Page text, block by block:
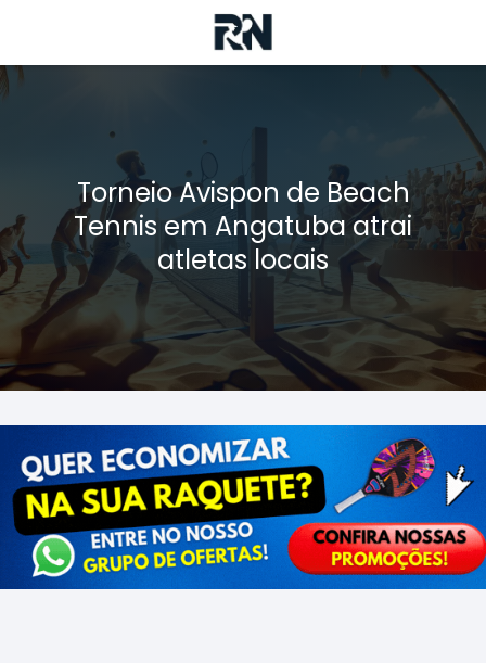
Torneio Avispon de Beach
Tennis em Angatuba atrai
atletas locais